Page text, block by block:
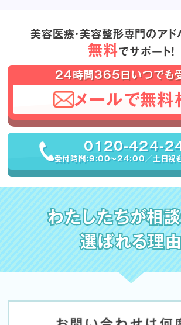
美容医療・美容整形専門のアド
無料でサポート！
24時間365日いつでも
メールで無料
0120-424-
受付時間：9:00〜24:00／土日祝
わたしたちが相
選ばれる理由